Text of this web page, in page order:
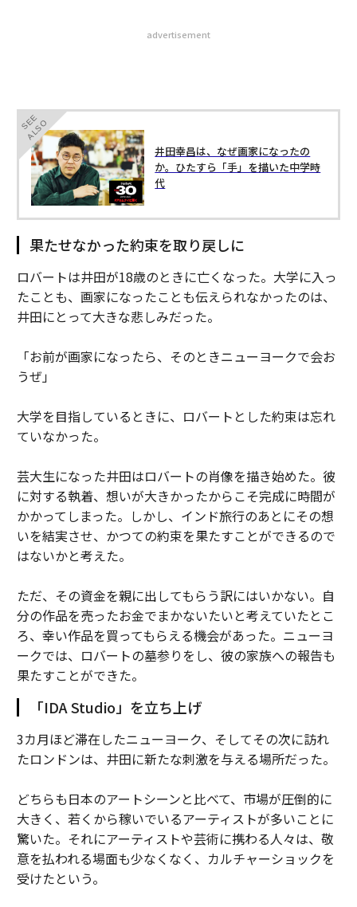
advertisement
SEE
ALSO
井田幸昌は、なぜ画家になったの
か。ひたすら「手」を描いた中学時
代
果たせなかった約束を取り戻しに
ロバートは井田が18歳のときに亡くなった。大学に入っ
たことも、画家になったことも伝えられなかったのは、
井田にとって大きな悲しみだった。
「お前が画家になったら、そのときニューヨークで会お
うぜ」
大学を目指しているときに、ロバートとした約束は忘れ
ていなかった。
芸大生になった井田はロバートの肖像を描き始めた。彼
に対する執着、想いが大きかったからこそ完成に時間が
かかってしまった。しかし、インド旅行のあとにその想
いを結実させ、かつての約束を果たすことができるので
はないかと考えた。
ただ、その資金を親に出してもらう訳にはいかない。自
分の作品を売ったお金でまかないたいと考えていたとこ
ろ、幸い作品を買ってもらえる機会があった。ニューヨ
ークでは、ロバートの墓参りをし、彼の家族への報告も
果たすことができた。
「IDA Studio」を立ち上げ
3カ月ほど滞在したニューヨーク、そしてその次に訪れ
たロンドンは、井田に新たな刺激を与える場所だった。
どちらも日本のアートシーンと比べて、市場が圧倒的に
大きく、若くから稼いでいるアーティストが多いことに
驚いた。それにアーティストや芸術に携わる人々は、敬
意を払われる場面も少なくなく、カルチャーショックを
受けたという。